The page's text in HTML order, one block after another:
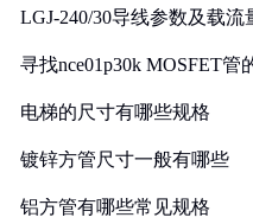
LGJ-240/30导线参数及载流
寻找nce01p30k MOSFET管
电梯的尺寸有哪些规格
镀锌方管尺寸一般有哪些
铝方管有哪些常见规格